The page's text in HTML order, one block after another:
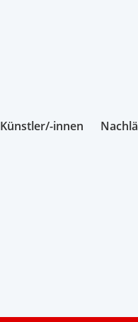
Künstler/-innen